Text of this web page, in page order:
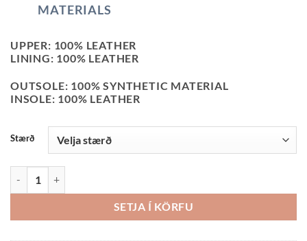
MATERIALS
UPPER: 100% LEATHER
LINING: 100% LEATHER
OUTSOLE: 100% SYNTHETIC MATERIAL
INSOLE: 100% LEATHER
Stærð
SETJA Í KÖRFU